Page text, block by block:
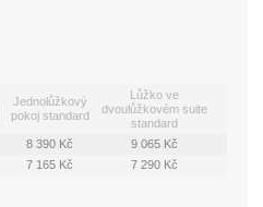
Jednolůžkový
pokoj standard
Lůžko ve
dvoulůžkovém suite
standard
8 390 Kč
9 065 Kč
7 165 Kč 7 290 Kč